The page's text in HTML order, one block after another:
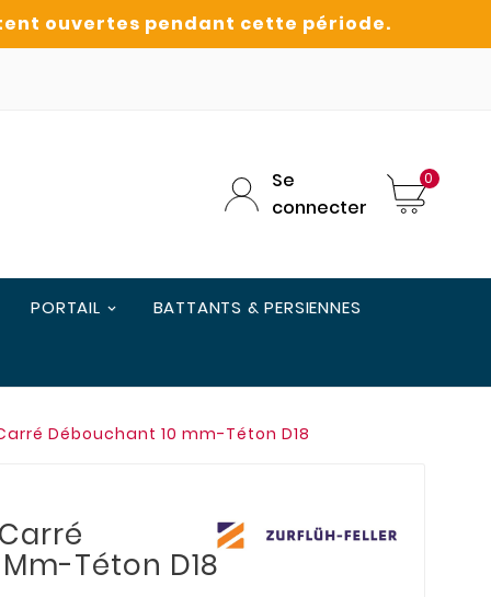
Se
connecter
0
PORTAIL BATTANTS & PERSIENNES
Débouchant 10 mm-Téton D18
Téton D18